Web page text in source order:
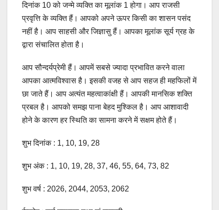
दिनांक 10 को जन्मे व्यक्ति का मूलांक 1 होगा। आप राजसी
प्रवृत्ति के व्यक्ति हैं। आपको अपने ऊपर किसी का शासन पसंद
नहीं है। आप साहसी और जिज्ञासु हैं। आपका मूलांक सूर्य ग्रह के
द्वारा संचालित होता है।
आप सौन्दर्यप्रेमी हैं। आपमें सबसे ज्यादा प्रभावित करने वाला
आपका आत्मविश्वास है। इसकी वजह से आप सहज ही महफिलों में
छा जाते हैं। आप अत्यंत महत्वाकांक्षी हैं। आपकी मानसिक शक्ति
प्रबल है। आपको समझ पाना बेहद मुश्किल है। आप आशावादी
होने के कारण हर स्थिति का सामना करने में सक्षम होते हैं।
शुभ दिनांक : 1, 10, 19, 28
शुभ अंक : 1, 10, 19, 28, 37, 46, 55, 64, 73, 82
शुभ वर्ष : 2026, 2044, 2053, 2062